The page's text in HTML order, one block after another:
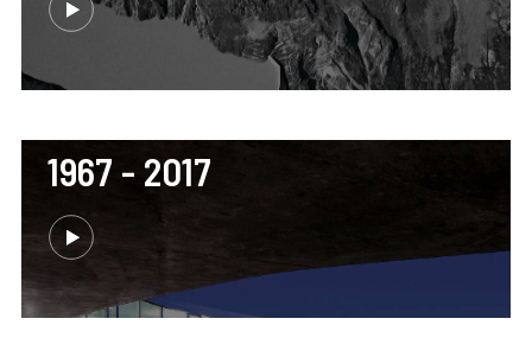
1967 - 2017